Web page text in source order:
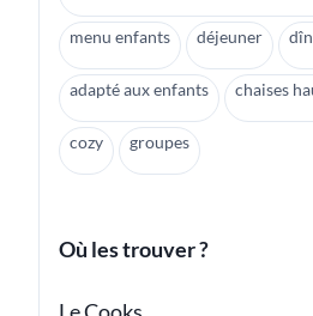
menu enfants déjeuner
adapté aux enfants chaises
cozy groupes
Où les trouver ?